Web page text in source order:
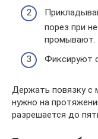
порез при
промывают.
Фиксируют
Держать повязку с
нужно на
разрешается до